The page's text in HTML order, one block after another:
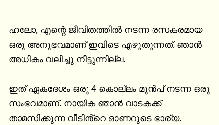
ഹലോ, എന്റെ ജീവിതത്തിൽ നടന്ന രസകരമായ
ഒരു അനുഭവമാണ് ഇവിടെ എഴുതുന്നത്. ഞാൻ
അധികം വലിച്ചു നീട്ടുന്നില്ല.
ഇത് ഏകദേശം ഒരു 4 കൊല്ലം മുൻപ് നടന്ന ഒരു
സംഭവമാണ്. നായിക ഞാൻ വാടകക്ക്
താമസിക്കുന്ന വീടിൻ്റെ ഓണറുടെ ഭാര്യ.